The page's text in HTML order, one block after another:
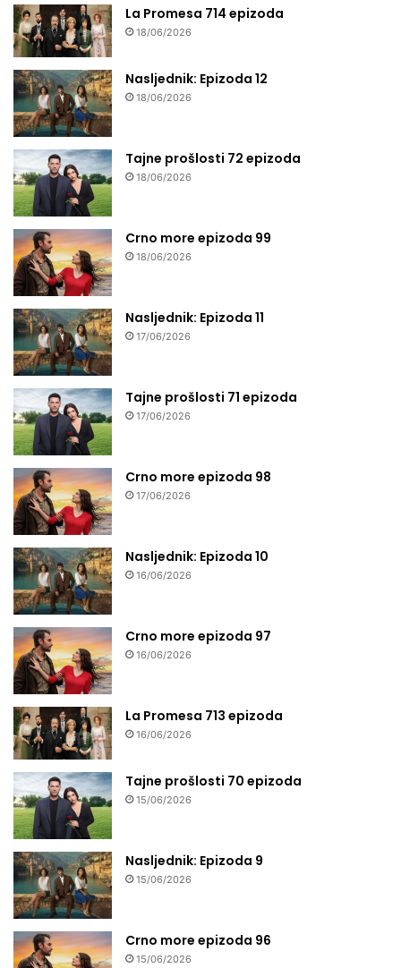
La Promesa 714 epizoda
18/06/2026
Nasljednik: Epizoda 12
18/06/2026
Tajne prošlosti 72 epizoda
18/06/2026
Crno more epizoda 99
18/06/2026
Nasljednik: Epizoda 11
17/06/2026
Tajne prošlosti 71 epizoda
17/06/2026
Crno more epizoda 98
17/06/2026
Nasljednik: Epizoda 10
16/06/2026
Crno more epizoda 97
16/06/2026
La Promesa 713 epizoda
16/06/2026
Tajne prošlosti 70 epizoda
15/06/2026
Nasljednik: Epizoda 9
15/06/2026
Crno more epizoda 96
15/06/2026